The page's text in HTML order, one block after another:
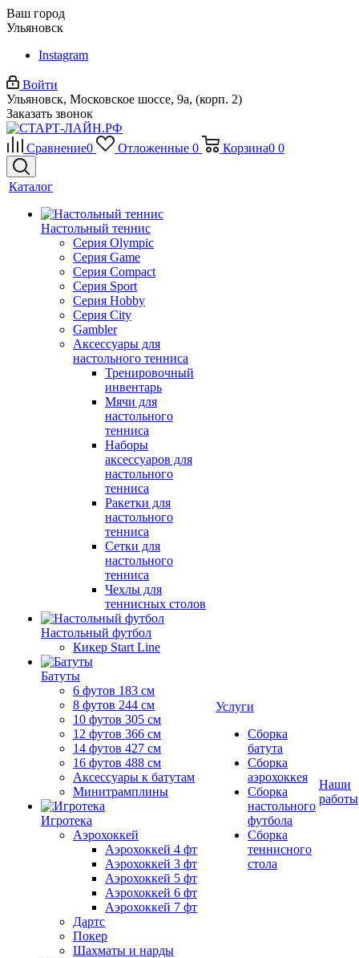
Ваш город
Ульяновск
Instagram
Войти
Ульяновск, Московское шоссе, 9а, (корп. 2)
Заказать звонок
Сравнение0 Отложенные 0 Корзина0 0
Каталог
Настольный теннис
Серия Olympic
Серия Game
Серия Compact
Серия Sport
Серия Hobby
Серия City
Gambler
Аксессуары для
настольного тенниса
Тренировочный
инвентарь
Мячи для
настольного
тенниса
Наборы
аксессуаров для
настольного
тенниса
Ракетки для
настольного
тенниса
Сетки для
настольного
тенниса
Чехлы для
теннисных столов
Настольный футбол
Кикер Start Line
Батуты
6 футов 183 см
8 футов 244 см
10 футов 305 см
12 футов 366 см
14 футов 427 см
16 футов 488 см
Аксессуары к батутам
Минитрамплины
Игротека
Аэрохоккей
Аэрохоккей 4 фт
Аэрохоккей 3 фт
Аэрохоккей 5 фт
Аэрохоккей 6 фт
Аэрохоккей 7 фт
Дартс
Покер
Шахматы и нарды
Услуги
Сборка
батута
Сборка
аэрохоккея
Сборка
настольного
футбола
Сборка
теннисного
стола
Наши
работы